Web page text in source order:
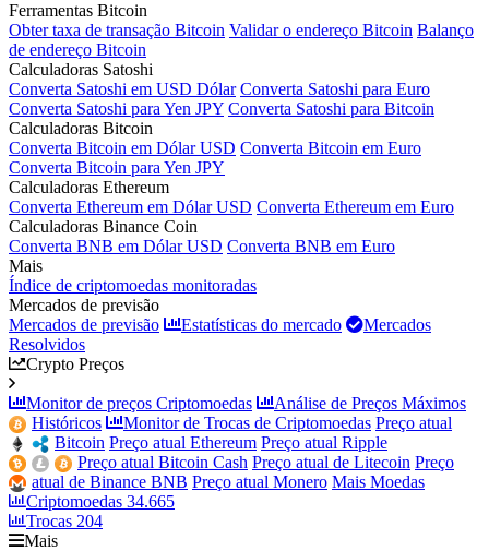
Ferramentas Bitcoin
Obter taxa de transação Bitcoin Validar o endereço Bitcoin Balanço
de endereço Bitcoin
Calculadoras Satoshi
Converta Satoshi em USD Dólar Converta Satoshi para Euro
Converta Satoshi para Yen JPY Converta Satoshi para Bitcoin
Calculadoras Bitcoin
Converta Bitcoin em Dólar USD Converta Bitcoin em Euro
Converta Bitcoin para Yen JPY
Calculadoras Ethereum
Converta Ethereum em Dólar USD Converta Ethereum em Euro
Calculadoras Binance Coin
Converta BNB em Dólar USD Converta BNB em Euro
Mais
Índice de criptomoedas monitoradas
Mercados de previsão
Mercados de previsão
Estatísticas do mercado
Mercados
Resolvidos
Crypto Preços
Monitor de preços Criptomoedas
Análise de Preços Máximos
Históricos
Monitor de Trocas de Criptomoedas Preço atual
Bitcoin Preço atual Ethereum Preço atual Ripple
Preço atual Bitcoin Cash Preço atual de Litecoin Preço
atual de Binance BNB Preço atual Monero Mais Moedas
Criptomoedas 34.665
Trocas 204
Mais